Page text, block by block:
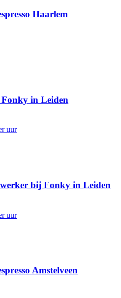
Haarlem
in Leiden
uur
bij Fonky in Leiden
uur
Amstelveen